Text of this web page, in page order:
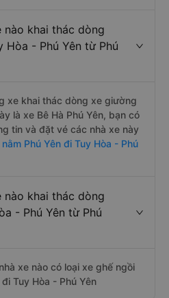
nào khai thác dòng
Hòa - Phú Yên từ Phú
xe khai thác dòng xe giường
là xe Bê Hà Phú Yên, bạn có
tin và đặt vé các nhà xe này
Phú Yên đi Tuy Hòa - Phú
nào khai thác dòng
- Phú Yên từ Phú
xe nào có loại xe ghế ngồi
Tuy Hòa - Phú Yên